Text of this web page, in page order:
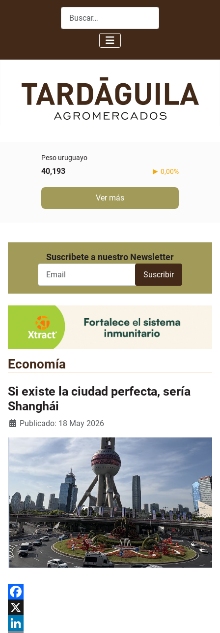
Buscar
Peso uruguayo
40,193 0,00%
Ver más
Suscribete a nuestro Newsletter
Economía
Si existe la ciudad perfecta, sería
Shanghái
Detalles
Publicado: 18 May 2026
Facebook
X